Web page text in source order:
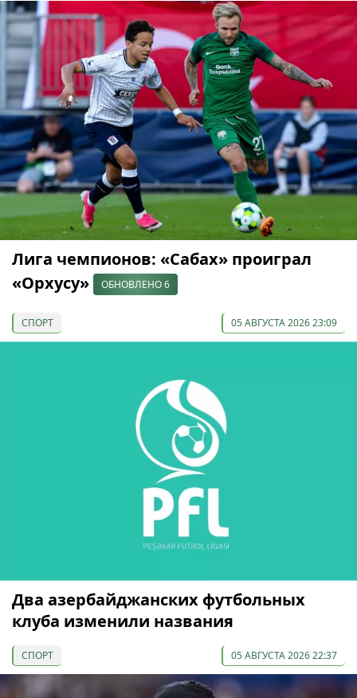
Лига чемпионов: «Сабах» проиграл
«Орхусу»
ОБНОВЛЕНО 6
СПОРТ 05 АВГУСТА 2026 23:09
Два азербайджанских футбольных
клуба изменили названия
СПОРТ 05 АВГУСТА 2026 22:37